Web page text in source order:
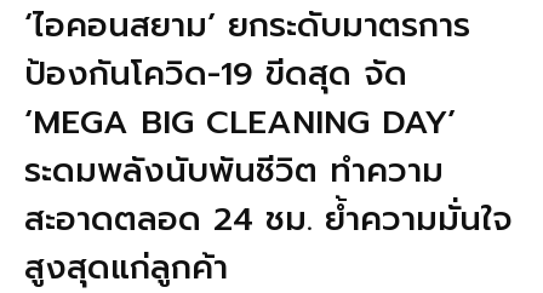
‘ไอคอนสยาม’ ยกระดับมาตรการ
ป้องกันโควิด-19 ขีดสุด จัด
‘MEGA BIG CLEANING DAY’
ระดมพลังนับพันชีวิต ทำความ
สะอาดตลอด 24 ชม. ย้ำความมั่นใจ
สูงสุดแก่ลูกค้า